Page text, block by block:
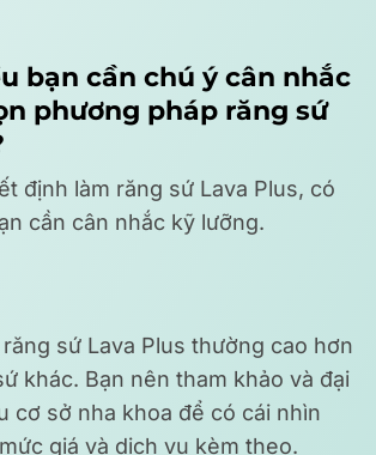
bạn cần chú ý cân nhắc
phương pháp răng sứ
định làm răng sứ Lava Plus, có
cần cân nhắc kỹ lưỡng.
sứ Lava Plus thường cao hơn
khác. Bạn nên tham khảo và đại
cơ sở nha khoa để có cái nhìn
giá và dịch vụ kèm theo.